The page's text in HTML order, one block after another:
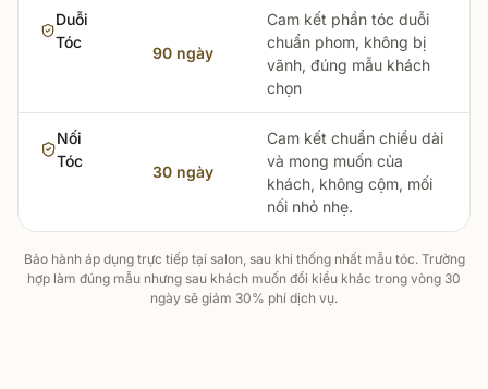
Duỗi
Tóc
90 ngày
Cam kết phần tóc duỗi
chuẩn phom, không bị
vãnh, đúng mẫu khách
chọn
Nối
Tóc
30 ngày
Cam kết chuẩn chiều dài
và mong muốn của
khách, không cộm, mối
nối nhỏ nhẹ.
Bảo hành áp dụng trực tiếp tại salon, sau khi thống nhất mẫu tóc. Trường
hợp làm đúng mẫu nhưng sau khách muốn đổi kiểu khác trong vòng 30
ngày sẽ giảm 30% phí dịch vụ.